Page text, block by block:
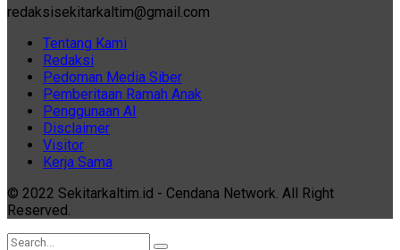
redaksisekitarkaltim@gmail.com
Tentang Kami
Redaksi
Pedoman Media Siber
Pemberitaan Ramah Anak
Penggunaan AI
Disclaimer
Visitor
Kerja Sama
© 2022 Sekitarkaltim.id - Cendana Network. All Right
Reserved.